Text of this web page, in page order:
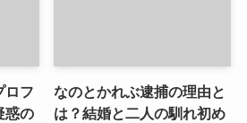
ロフ
惑の
なのとかれぶ逮捕の理由と
は？結婚と二人の馴れ初め